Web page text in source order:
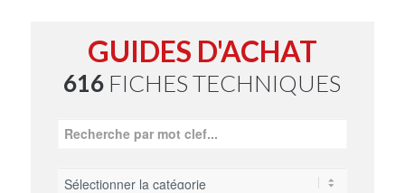
GUIDES D'ACHAT
616 FICHES TECHNIQUES